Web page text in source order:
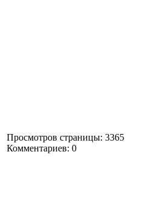
Просмотров страницы: 3365
Комментариев: 0